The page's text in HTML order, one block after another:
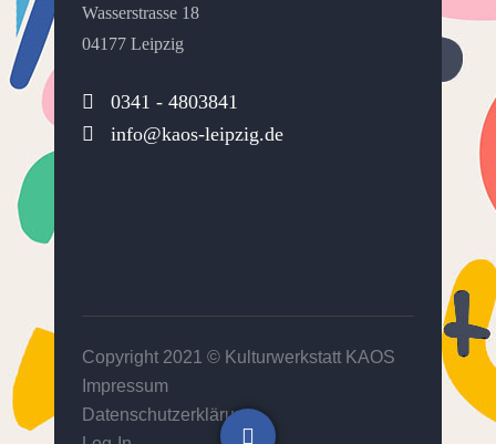
Wasserstrasse 18
04177 Leipzig
0341 - 4803841
info@kaos-leipzig.de
Copyright 2021 © Kulturwerkstatt KAOS
Impressum
Datenschutzerklärung